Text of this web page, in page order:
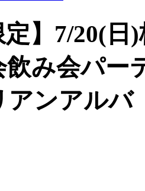
定】7/20(
飲み会パ
アンアルバ